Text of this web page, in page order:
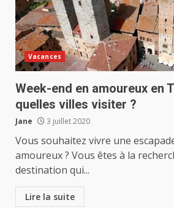
Vacances
Week-end en amoureux en
quelles villes visiter ?
Jane 3 juillet 2020
Vous souhaitez vivre une
amoureux ? Vous êtes à la
destination qui...
Lire la suite